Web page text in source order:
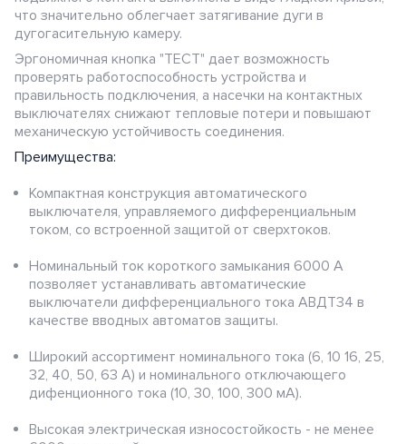
что значительно облегчает затягивание дуги в
дугогасительную камеру.
Эргономичная кнопка "ТЕСТ" дает возможность
проверять работоспособность устройства и
правильность подключения, а насечки на контактных
выключателях снижают тепловые потери и повышают
механическую устойчивость соединения.
Преимущества:
Компактная конструкция автоматического
выключателя, управляемого дифференциальным
током, со встроенной защитой от сверхтоков.
Номинальный ток короткого замыкания 6000 А
позволяет устанавливать автоматические
выключатели дифференциального тока АВДТ34 в
качестве вводных автоматов защиты.
Широкий ассортимент номинального тока (6, 10 16, 25,
32, 40, 50, 63 А) и номинального отключающего
дифенционного тока (10, 30, 100, 300 мА).
Высокая электрическая износостойкость - не менее